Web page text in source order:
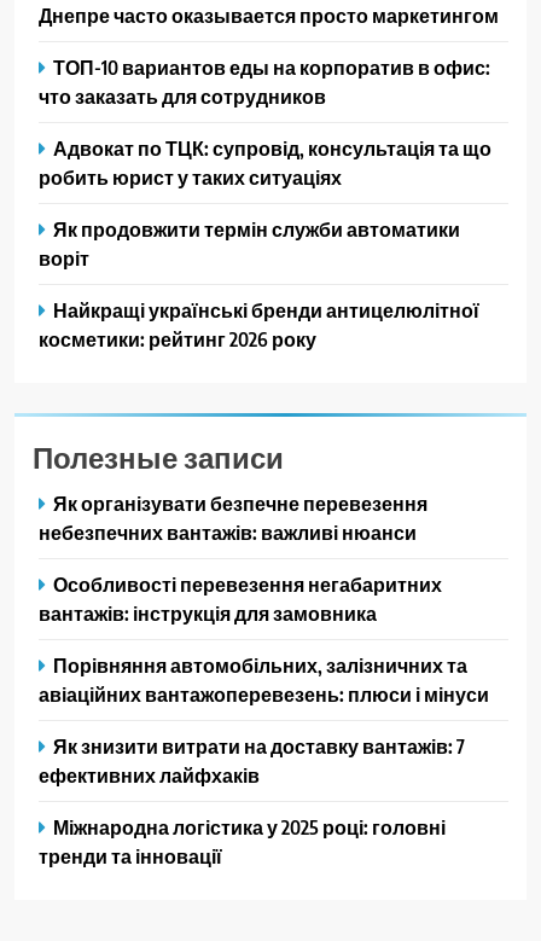
Днепре часто оказывается просто маркетингом
ТОП-10 вариантов еды на корпоратив в офис:
что заказать для сотрудников
Адвокат по ТЦК: супровід, консультація та що
робить юрист у таких ситуаціях
Як продовжити термін служби автоматики
воріт
Найкращі українські бренди антицелюлітної
косметики: рейтинг 2026 року
Полезные записи
Як організувати безпечне перевезення
небезпечних вантажів: важливі нюанси
Особливості перевезення негабаритних
вантажів: інструкція для замовника
Порівняння автомобільних, залізничних та
авіаційних вантажоперевезень: плюси і мінуси
Як знизити витрати на доставку вантажів: 7
ефективних лайфхаків
Міжнародна логістика у 2025 році: головні
тренди та інновації